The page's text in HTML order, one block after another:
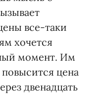
все-таки
хочется
момент. Им
цена
двенадцать